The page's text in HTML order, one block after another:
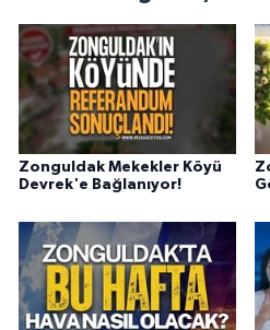
Zonguldak Mekekler Köyü
Devrek'e Bağlanıyor!